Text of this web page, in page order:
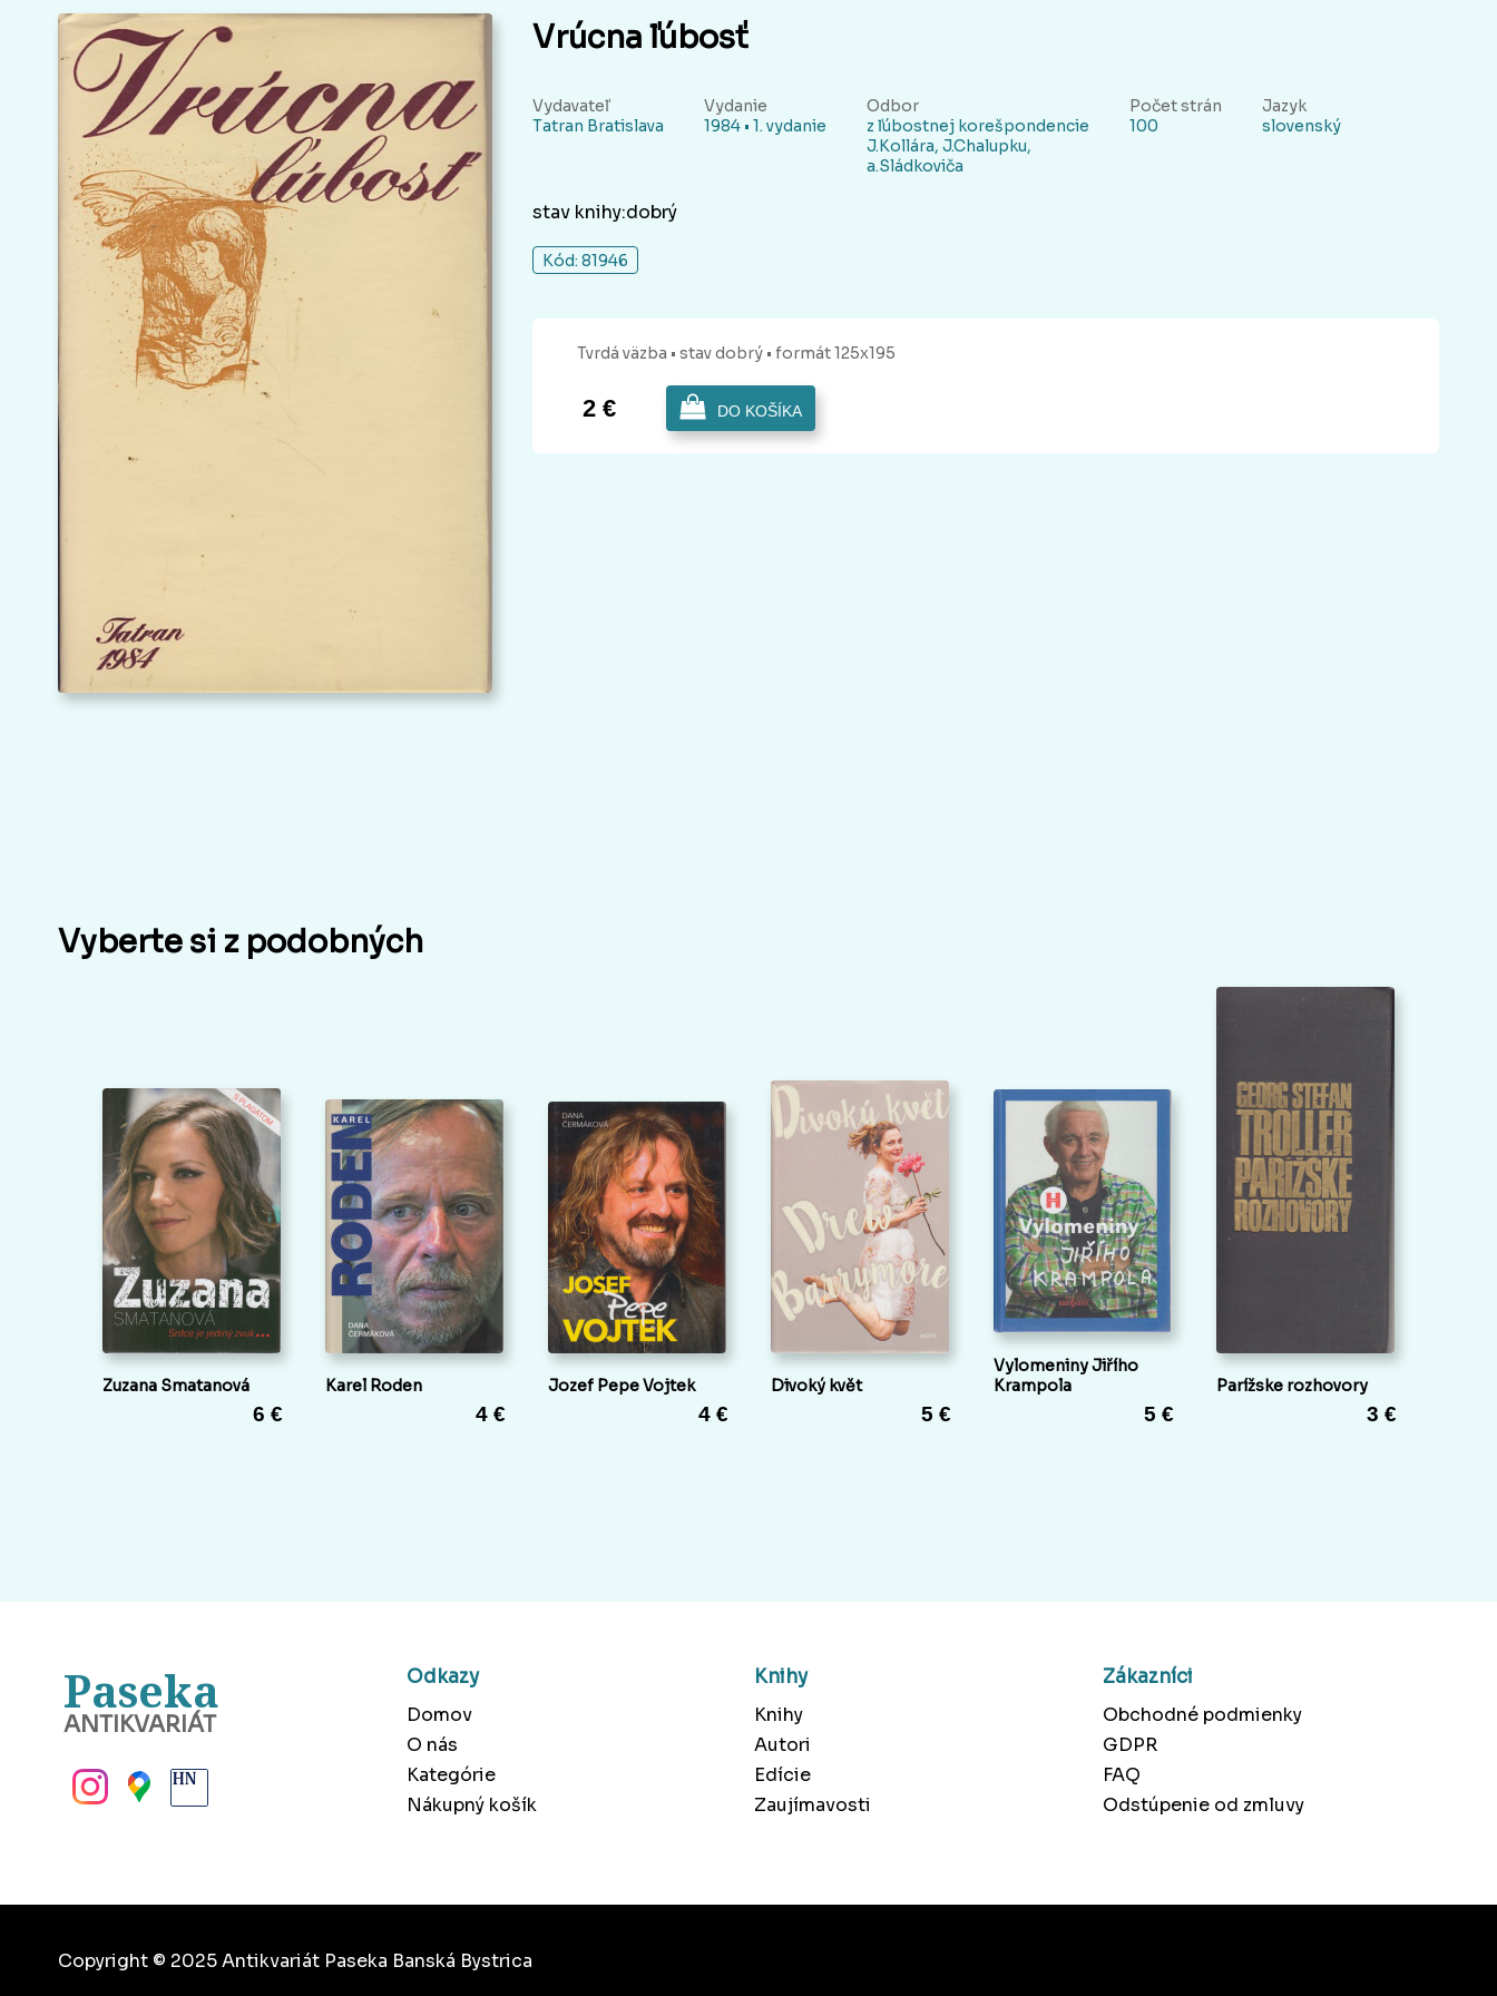
Vrúcna ľúbosť
Vydavateľ
Tatran Bratislava
Vydanie
1984 • 1. vydanie
Odbor
z ľúbostnej korešpondencie
J.Kollára, J.Chalupku,
a.Sládkoviča
Počet strán
100
Jazyk
slovenský
stav knihy:dobrý
Kód: 81946
Tvrdá väzba • stav dobrý • formát 125x195
2 € DO KOŠÍKA
Vyberte si z podobných
Zuzana Smatanová
6 €
Karel Roden
4 €
Jozef Pepe Vojtek
4 €
Divoký květ
5 €
Vylomeniny Jiřího
Krampola
5 €
Parížske rozhovory
3 €
Paseka
ANTIKVARIÁT
Odkazy
Domov
O nás
Kategórie
Nákupný košík
Knihy
Knihy
Autori
Edície
Zaujímavosti
Zákazníci
Obchodné podmienky
GDPR
FAQ
Odstúpenie od zmluvy
Copyright © 2025 Antikvariát Paseka Banská Bystrica